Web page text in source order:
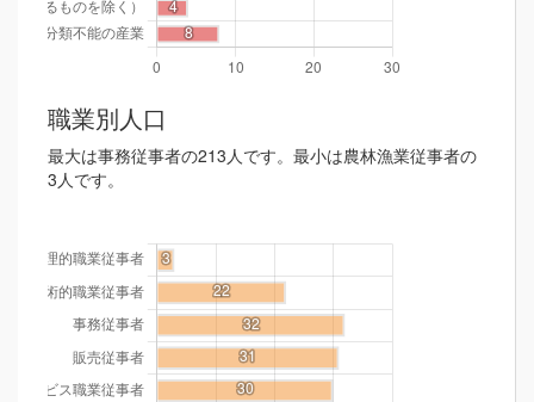
職業別人口
最大は事務従事者の213人です。最小は農林漁業従事者の
3人です。